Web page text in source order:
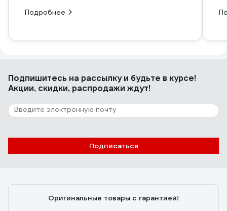
Подробнее
Подпишитесь на рассылкуи будьте в курсе!
Акции, скидки, распродажи ждут!
Подписаться
Оригинальные товары с гарантией!